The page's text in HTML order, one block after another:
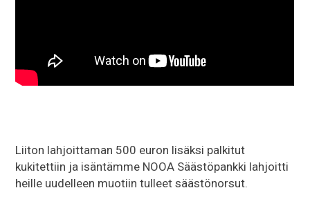
Liiton lahjoittaman 500 euron lisäksi palkitut
kukitettiin ja isäntämme NOOA Säästöpankki lahjoitti
heille uudelleen muotiin tulleet säästönorsut.